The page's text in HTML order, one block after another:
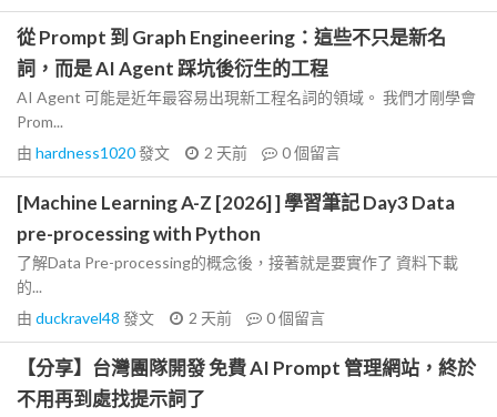
從 Prompt 到 Graph Engineering：這些不只是新名
詞，而是 AI Agent 踩坑後衍生的工程
AI Agent 可能是近年最容易出現新工程名詞的領域。 我們才剛學會
Prom...
由 hardness1020發文 2 天前 0個留言
[Machine Learning A-Z [2026] ] 學習筆記 Day3 Data
pre-processing with Python
了解Data Pre-processing的概念後，接著就是要實作了 資料下載
的...
由 duckravel48 發文 2 天前 0個留言
【分享】台灣團隊開發 免費 AI Prompt 管理網站，終於
不用再到處找提示詞了